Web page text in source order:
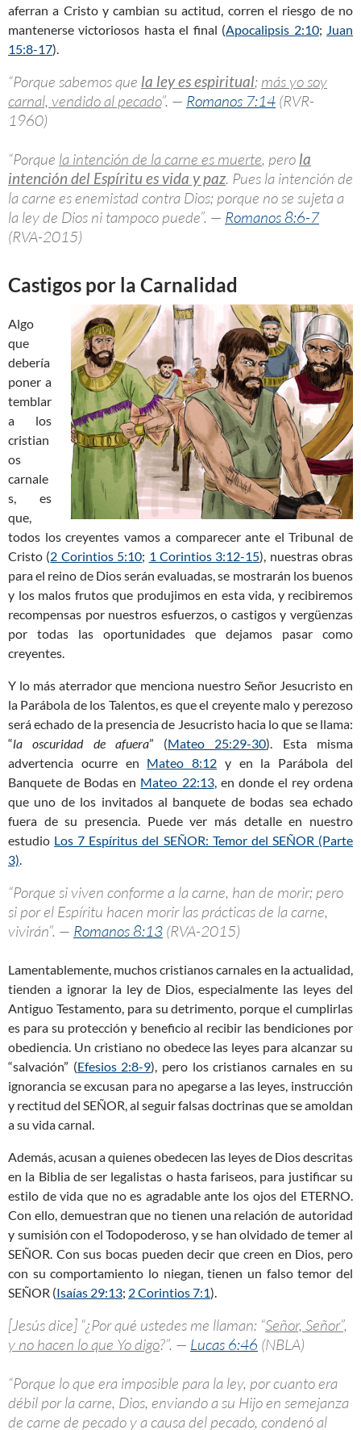
aferran a Cristo y cambian su actitud, corren el riesgo de no
mantenerse victoriosos hasta el final (Apocalipsis 2:10; Juan
15:8-17).
“Porque sabemos que la ley es espiritual; más yo soy
carnal, vendido al pecado”. — Romanos 7:14 (RVR-
1960)
“Porque la intención de la carne es muerte, pero la
intención del Espíritu es vida y paz. Pues la intención de
la carne es enemistad contra Dios; porque no se sujeta a
la ley de Dios ni tampoco puede”. — Romanos 8:6-7
(RVA-2015)
Castigos por la Carnalidad
Algo
que
debería
poner a
temblar
a los
cristian
os
carnale
s, es
que,
todos los creyentes vamos a comparecer ante el Tribunal de
Cristo (2 Corintios 5:10; 1 Corintios 3:12-15), nuestras obras
para el reino de Dios serán evaluadas, se mostrarán los buenos
y los malos frutos que produjimos en esta vida, y recibiremos
recompensas por nuestros esfuerzos, o castigos y vergüenzas
por todas las oportunidades que dejamos pasar como
creyentes.
Y lo más aterrador que menciona nuestro Señor Jesucristo en
la Parábola de los Talentos, es que el creyente malo y perezoso
será echado de la presencia de Jesucristo hacia lo que se llama:
“la oscuridad de afuera” (Mateo 25:29-30). Esta misma
advertencia ocurre en Mateo 8:12 y en la Parábola del
Banquete de Bodas en Mateo 22:13, en donde el rey ordena
que uno de los invitados al banquete de bodas sea echado
fuera de su presencia. Puede ver más detalle en nuestro
estudio Los 7 Espíritus del SEÑOR: Temor del SEÑOR (Parte
3).
“Porque si viven conforme a la carne, han de morir; pero
si por el Espíritu hacen morir las prácticas de la carne,
vivirán”. — Romanos 8:13 (RVA-2015)
Lamentablemente, muchos cristianos carnales en la actualidad,
tienden a ignorar la ley de Dios, especialmente las leyes del
Antiguo Testamento, para su detrimento, porque el cumplirlas
es para su protección y beneficio al recibir las bendiciones por
obediencia. Un cristiano no obedece las leyes para alcanzar su
“salvación” (Efesios 2:8-9), pero los cristianos carnales en su
ignorancia se excusan para no apegarse a las leyes, instrucción
y rectitud del SEÑOR, al seguir falsas doctrinas que se amoldan
a su vida carnal.
Además, acusan a quienes obedecen las leyes de Dios descritas
en la Biblia de ser legalistas o hasta fariseos, para justificar su
estilo de vida que no es agradable ante los ojos del ETERNO.
Con ello, demuestran que no tienen una relación de autoridad
y sumisión con el Todopoderoso, y se han olvidado de temer al
SEÑOR. Con sus bocas pueden decir que creen en Dios, pero
con su comportamiento lo niegan, tienen un falso temor del
SEÑOR (Isaías 29:13; 2 Corintios 7:1).
[Jesús dice] “¿Por qué ustedes me llaman: “Señor, Señor”,
y no hacen lo que Yo digo?”. — Lucas 6:46 (NBLA)
“Porque lo que era imposible para la ley, por cuanto era
débil por la carne, Dios, enviando a su Hijo en semejanza
de carne de pecado y a causa del pecado, condenó al